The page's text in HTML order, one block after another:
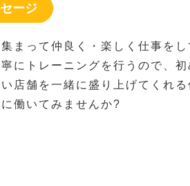
ージ
まって仲良く・楽しく仕事をし
にトレーニングを行うので、初
店舗を一緒に盛り上げてくれる
働いてみませんか?